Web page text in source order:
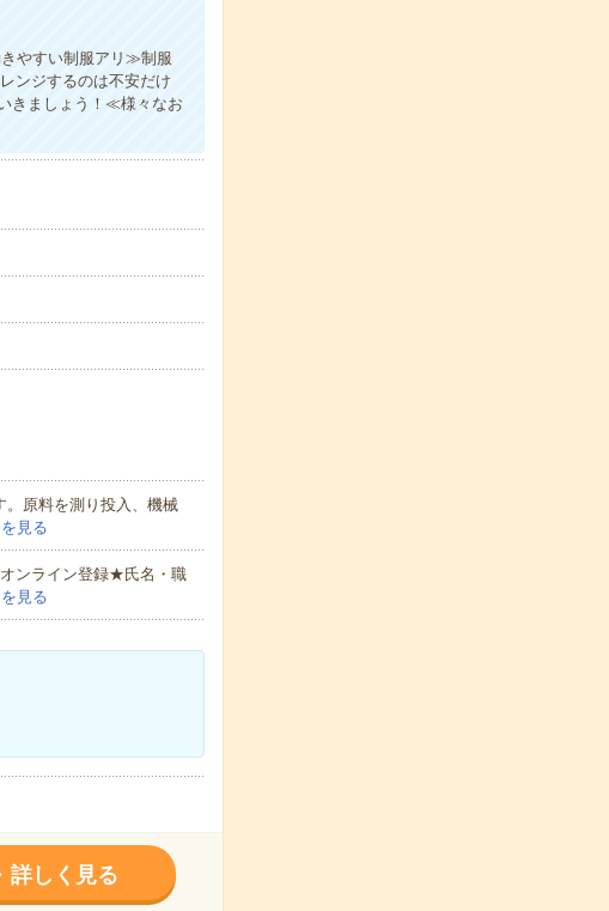
やすい制服アリ≫制服
ンジするのは不安だけ
きましょう！≪様々なお
。原料を測り投入、機械
見る
ンライン登録★氏名・職
見る
詳しく見る